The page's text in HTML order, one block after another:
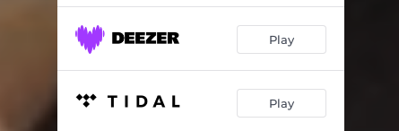
Play
Play